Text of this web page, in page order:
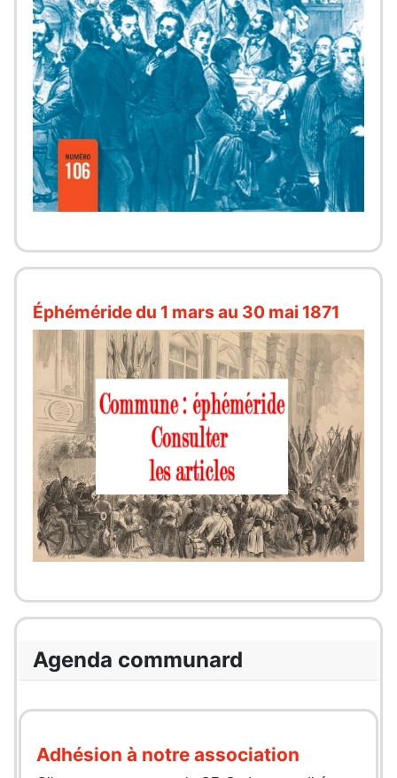
Éphéméride du 1 mars au 30 mai 1871
Agenda communard
Adhésion à notre association